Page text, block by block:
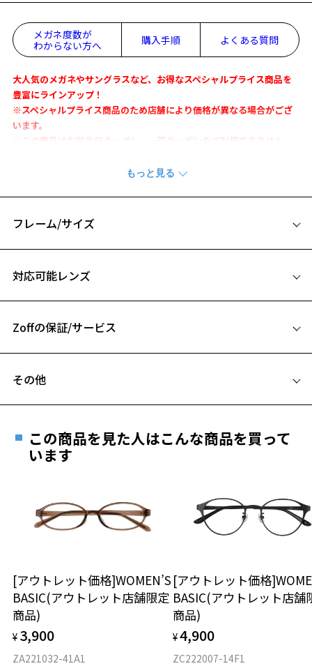
お気に入りリストは
メガネ度数が
わからない方へ
購入手順 よくある質問
大人気のメガネやサングラスなど、お得なスペシャルプライス商品を
豊富にラインアップ！
※スペシャルプライス商品のため店舗により価格が異なる場合がござ
います。
※この商品はお誕生日クーポン、一部クーポンをご利用できません。
ベーシックでお使いいただきやすいアイウェア
『Zoff CLASSIC』
【デザイン】
アジアントレンドを意識した今っぽいメタルフレーム。
実現。
【カラー】
2013-49E1：おしゃれなべっこう柄ブラウン。先セルのオレンジがアク
雰囲気に。ZF192013-21E2：柔らかい印象を与えてくれるピンク。
【スタイリングポイント】
カジュアルからキレイめスタイルにも合わせやすい逸品。
かけるだけでこなれ感をプラスするアイウェアは、普段コンタクトの
※柄や色味の出方に個体差があり、画像と異なる場合がございます。
フレーム/サイズ
B ブリッジ(鼻部分)の横幅：19mm
仕上がり寸法
D 仕上がりの横幅：約133mm
E 仕上がりの縦幅：約42mm
対応可能レンズ
フレームとレンズの合計料金を知りたい方へ
Zoffの保証/サービス
安心1 フレーム１年間品質保証
きます。
※保証期間内に交換が行われた場合、保証期間は初期の期間から
安心2 視力測定無料
視力の変化を早めに発見するために、定期的な視
力測定をおすすめいたします。
安心3 かかり具合調整無料
その他
ご希望のお客さまは、「レンズ交換券」をお選びのうえ、
最寄りのZoff実店舗にてレンズをお買い求めください。
※サングラスやパッケージ品では「レンズ交換券」はお選び
談ください。
オンラインストアでフレームのみ購入して、
実店舗で度付きにできます
ご購入時に「レンズ交換券」をお選びいただくと、実店舗で
度数を測定のうえ、度付きレンズ（標準セットレンズ）へ無
料交換いただけます。
この商品を見た人はこんな商品を買って
います
[アウトレット価格]WOMEN’S
BASIC(アウトレット店舗限定
商品)
¥ 3,900
ZA221032-41A1
[アウトレット価格
BASIC(アウトレット店舗
商品)
¥4,900
ZC222007-14F1